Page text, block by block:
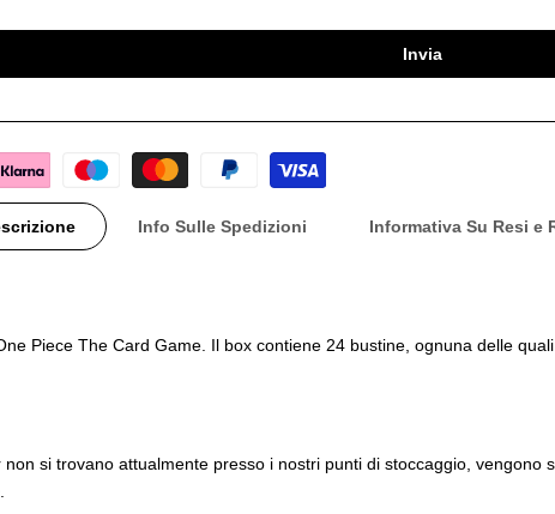
Invia
Info Sulle Spedizioni Informativa Su Resi e
Piece The Card Game. Il box contiene 24 bustine, ognuna delle
si trovano attualmente presso i nostri punti di stoccaggio,